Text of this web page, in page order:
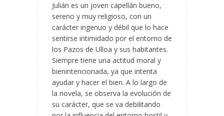
Julián es un joven capellán bueno,
sereno y muy religioso, con un
carácter ingenuo y débil que lo hace
sentirse intimidado por el entorno de
los Pazos de Ulloa y sus habitantes.
Siempre tiene una actitud moral y
bienintencionada, ya que intenta
ayudar y hacer el bien. A lo largo de
la novela, se observa la evolución de
su carácter, que se va debilitando